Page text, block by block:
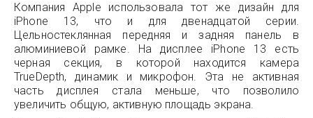
Компания Apple использовала тот же дизайн для
iPhone 13, что и для двенадцатой серии.
Цельностеклянная передняя и задняя панель в
алюминиевой рамке. На дисплее iPhone 13 есть
черная секция, в которой находится камера
TrueDepth, динамик и микрофон. Эта не активная
часть дисплея стала меньше, что позволило
увеличить общую, активную площадь экрана.